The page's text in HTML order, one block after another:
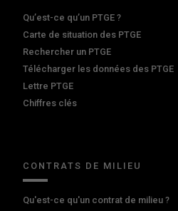
Qu’est-ce qu’un PTGE ?
Carte de situation des PTGE
Rechercher un PTGE
Télécharger les données des PTGE
Lettre PTGE
Chiffres clés
CONTRATS DE MILIEU
Qu'est-ce qu'un contrat de milieu ?